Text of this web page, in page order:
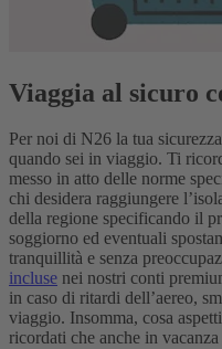
Viaggia al sicuro
Per noi di N26 la tua
quando sei in viaggio. Ti
messo in atto delle norme
chi desidera raggiungere
della regione specificando il
soggiorno ed eventuali
tranquillità e senza
incluse nei nostri conti
in caso di ritardi dell’aereo,
viaggio. Insomma, cosa
ricordati che anche in